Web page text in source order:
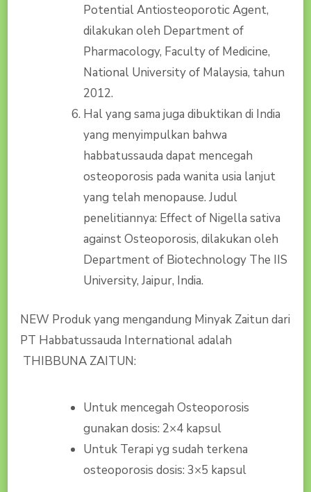
Potential Antiosteoporotic Agent,
dilakukan oleh Department of
Pharmacology, Faculty of Medicine,
National University of Malaysia, tahun
2012.
Hal yang sama juga dibuktikan di India
yang menyimpulkan bahwa
habbatussauda dapat mencegah
osteoporosis pada wanita usia lanjut
yang telah menopause. Judul
penelitiannya: Effect of Nigella sativa
against Osteoporosis, dilakukan oleh
Department of Biotechnology The IIS
University, Jaipur, India.
NEW Produk yang mengandung Minyak Zaitun dari
PT Habbatussauda International adalah
THIBBUNA ZAITUN:
Untuk mencegah Osteoporosis
gunakan dosis: 2×4 kapsul
Untuk Terapi yg sudah terkena
osteoporosis dosis: 3×5 kapsul